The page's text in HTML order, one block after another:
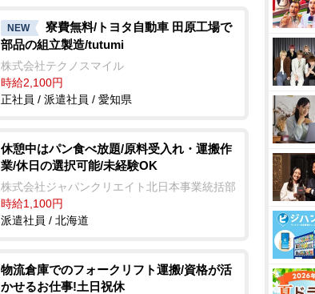
t
e
NEW
寮費無料/トヨタ自動車 田原工場で
部品の組立製造/tutumi
株式会社テクノスマイル
時給2,100円
正社員 / 派遣社員 / 愛知県
休憩中はパン食べ放題/原料受入れ・運搬作
業/休日の選択可能/未経験OK
株式会社ジャパンクリエイト北日本事業統括部
時給1,100円
派遣社員 / 北海道
物流倉庫でのフォークリフト運搬/資格が活
かせるお仕事!土日祝休